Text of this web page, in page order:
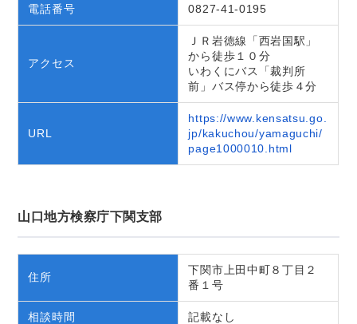
電話番号 0827-41-0195
アクセス
ＪＲ岩徳線「西岩国駅」
から徒歩１０分
いわくにバス「裁判所
前」バス停から徒歩４分
URL
https://www.kensatsu.go.
jp/kakuchou/yamaguchi/
page1000010.html
山口地方検察庁下関支部
住所
下関市上田中町８丁目２
番１号
相談時間 記載なし